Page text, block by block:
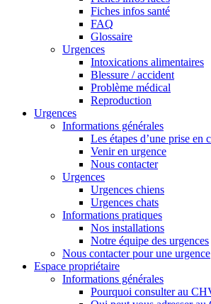
Fiches infos santé
FAQ
Glossaire
Urgences
Intoxications alimentaires
Blessure / accident
Problème médical
Reproduction
Urgences
Informations générales
Les étapes d’une prise en
Venir en urgence
Nous contacter
Urgences
Urgences chiens
Urgences chats
Informations pratiques
Nos installations
Notre équipe des urgences
Nous contacter pour une urgence
Espace propriétaire
Informations générales
Pourquoi consulter au